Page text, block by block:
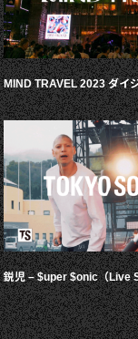
MIND TRAVEL 2023 ダイ
鋭児 – $uper $onic（Live